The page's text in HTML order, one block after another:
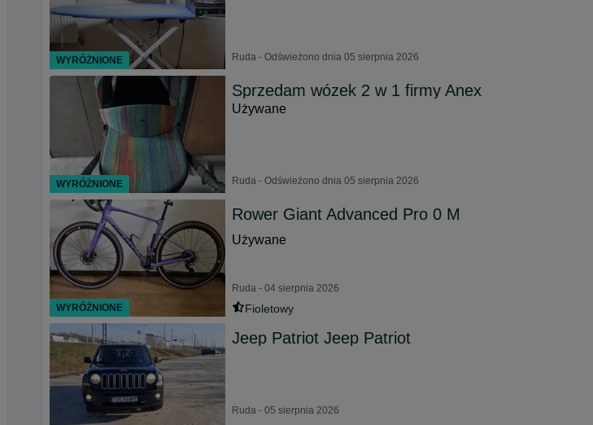
Ruda - Odświeżono dnia 05 sierpnia 2026
Sprzedam wózek 2 w 1 firmy Anex
Używane
Ruda - Odświeżono dnia 05 sierpnia 2026
Rower Giant Advanced Pro 0 M
Używane
Ruda - 04 sierpnia 2026
Fioletowy
Jeep Patriot Jeep Patriot
Ruda - 05 sierpnia 2026
WYRÓŻNIONE
WYRÓŻNIONE
WYRÓŻNIONE